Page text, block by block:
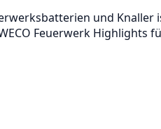
und Knaller
Feuerwerk Highlights